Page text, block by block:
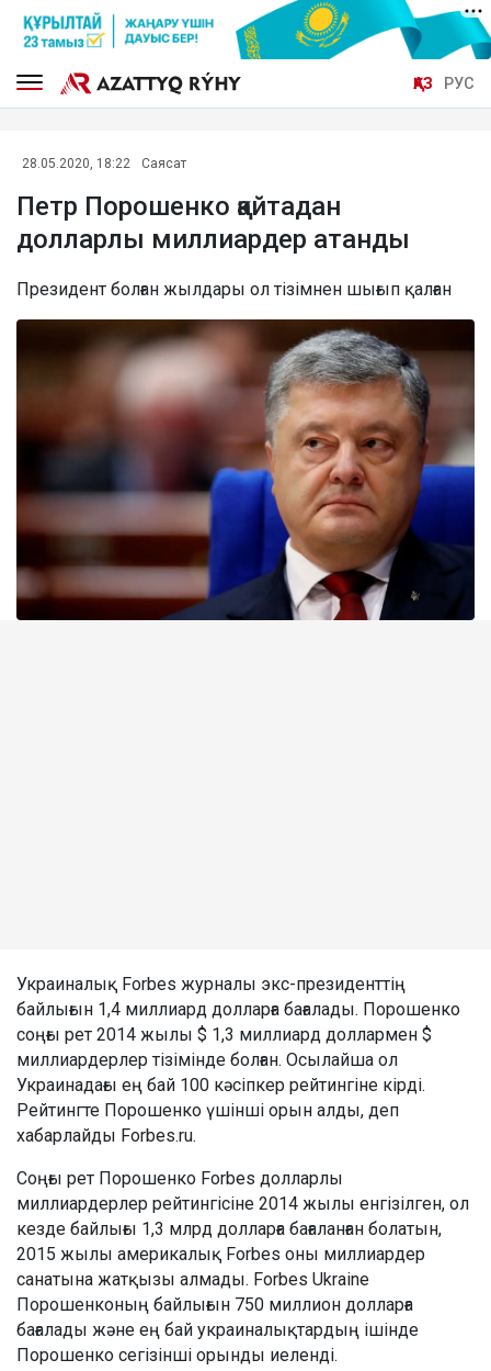
ҚАЗ РУС
28.05.2020, 18:22 Саясат
Петр Порошенко қайтадан
долларлы миллиардер атанды
Президент болған жылдары ол тізімнен шығып қалған
Украиналық Forbes журналы экс-президенттің
байлығын 1,4 миллиард долларға бағалады. Порошенко
соңғы рет 2014 жылы $ 1,3 миллиард доллармен $
миллиардерлер тізімінде болған. Осылайша ол
Украинадағы ең бай 100 кәсіпкер рейтингіне кірді.
Рейтингте Порошенко үшінші орын алды, деп
хабарлайды Forbes.ru.
Соңғы рет Порошенко Forbes долларлы
миллиардерлер рейтингісіне 2014 жылы енгізілген, ол
кезде байлығы 1,3 млрд долларға бағаланған болатын,
2015 жылы америкалық Forbes оны миллиардер
санатына жатқызы алмады. Forbes Ukraine
Порошенконың байлығын 750 миллион долларға
бағалады және ең бай украиналықтардың ішінде
Порошенко сегізінші орынды иеленді.